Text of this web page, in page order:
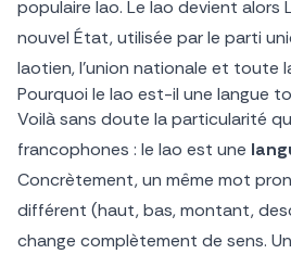
populaire lao. Le lao devient alors
nouvel État, utilisée par le parti
laotien, l’union nationale et toute
Pourquoi le lao est-il une langue
Voilà sans doute la particularité
francophones : le lao est une
Concrètement, un même mot
différent (haut, bas, montant,
change complètement de sens.